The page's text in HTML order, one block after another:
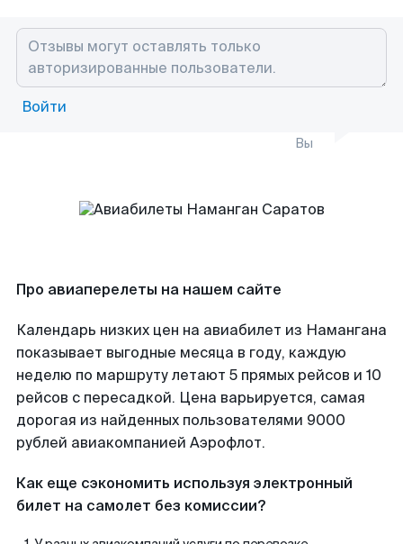
Войти
Вы
Про авиаперелеты на нашем сайте
Календарь низких цен на авиабилет из Намангана
показывает выгодные месяца в году, каждую
неделю по маршруту летают 5 прямых рейсов и 10
рейсов с пересадкой. Цена варьируется, самая
дорогая из найденных пользователями 9000
рублей авиакомпанией Аэрофлот.
Как еще сэкономить используя электронный
билет на самолет без комиссии?